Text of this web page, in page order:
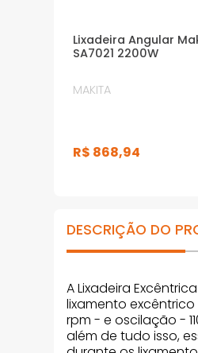
Lixadeira Angular
SA7021 2200W
MAKITA
R$ 868,94
DESCRIÇÃO DO
A Lixadeira
lixamento
rpm - e oscilação -
além de tudo isso,